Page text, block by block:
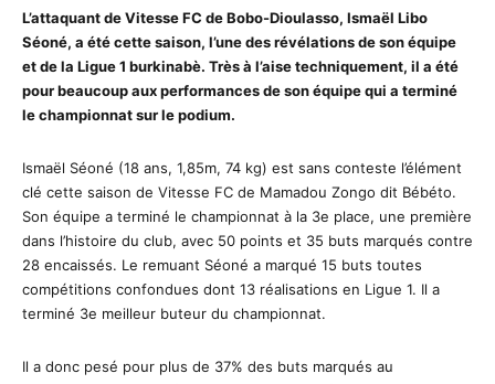
L’attaquant de Vitesse FC de Bobo-Dioulasso, Ismaël Libo
Séoné, a été cette saison, l’une des révélations de son équipe
et de la Ligue 1 burkinabè. Très à l’aise techniquement, il a été
pour beaucoup aux performances de son équipe qui a terminé
le championnat sur le podium.
Ismaël Séoné (18 ans, 1,85m, 74 kg) est sans conteste l’élément
clé cette saison de Vitesse FC de Mamadou Zongo dit Bébéto.
Son équipe a terminé le championnat à la 3e place, une première
dans l’histoire du club, avec 50 points et 35 buts marqués contre
28 encaissés. Le remuant Séoné a marqué 15 buts toutes
compétitions confondues dont 13 réalisations en Ligue 1. Il a
terminé 3e meilleur buteur du championnat.
Il a donc pesé pour plus de 37% des buts marqués au